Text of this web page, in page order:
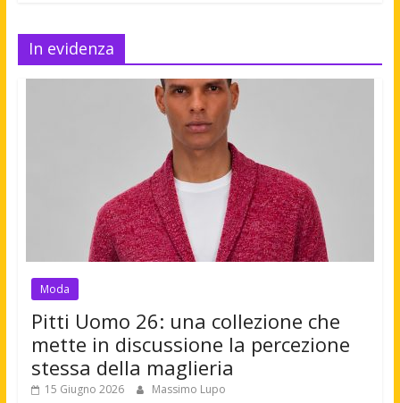
In evidenza
Moda
Pitti Uomo 26: una collezione che
mette in discussione la percezione
stessa della maglieria
15 Giugno 2026 Massimo Lupo